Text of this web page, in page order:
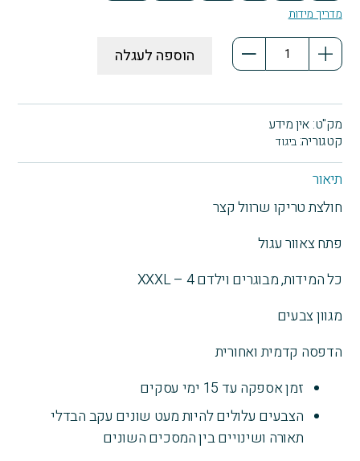
מדריך מידות
כמות
של
Daily
Hero
הוספה לעגלה
תיאור
חולצת טריקו שרוול קצר
פתח צאוור עגול
כל המידות, מבוגרים וילדם 4 – XXXL
מגוון צבעים
הדפסה קדמית ואחורית
זמן אספקה עד 15 ימי עסקים
הצבעים עלולים להיות מעט שונים עקב הבדלי
תאורה ושינויים בין המסכים השונים
מק"ט: אין מידע
קטגוריה: ביגוד